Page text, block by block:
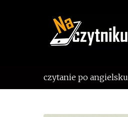
czytanie po angielsku